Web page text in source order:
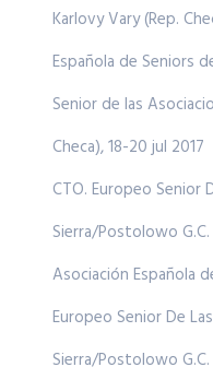
Karlovy Vary (Rep.
Española de Seniors
Senior de las
Checa), 18-20 jul 2017
CTO. Europeo Senior
Sierra/Postolowo G.C.
Asociación Española
Europeo Senior De
Sierra/Postolowo G.C.